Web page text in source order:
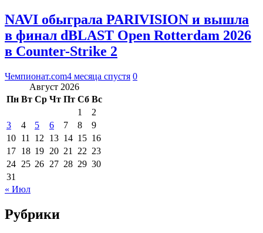
NAVI обыграла PARIVISION и вышла
в финал dBLAST Open Rotterdam 2026
в Counter-Strike 2
Чемпионат.com4 месяца спустя 0
Август 2026
Пн Вт Ср Чт Пт Сб Вс
1
2
3
4 5 6 7 8
9
10 11 12 13 14 15 16
17 18 19 20 21 22 23
24 25 26 27 28 29 30
31
« Июл
Рубрики